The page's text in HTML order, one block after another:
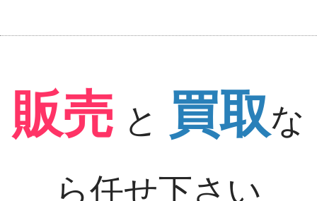
販売 と 買取な